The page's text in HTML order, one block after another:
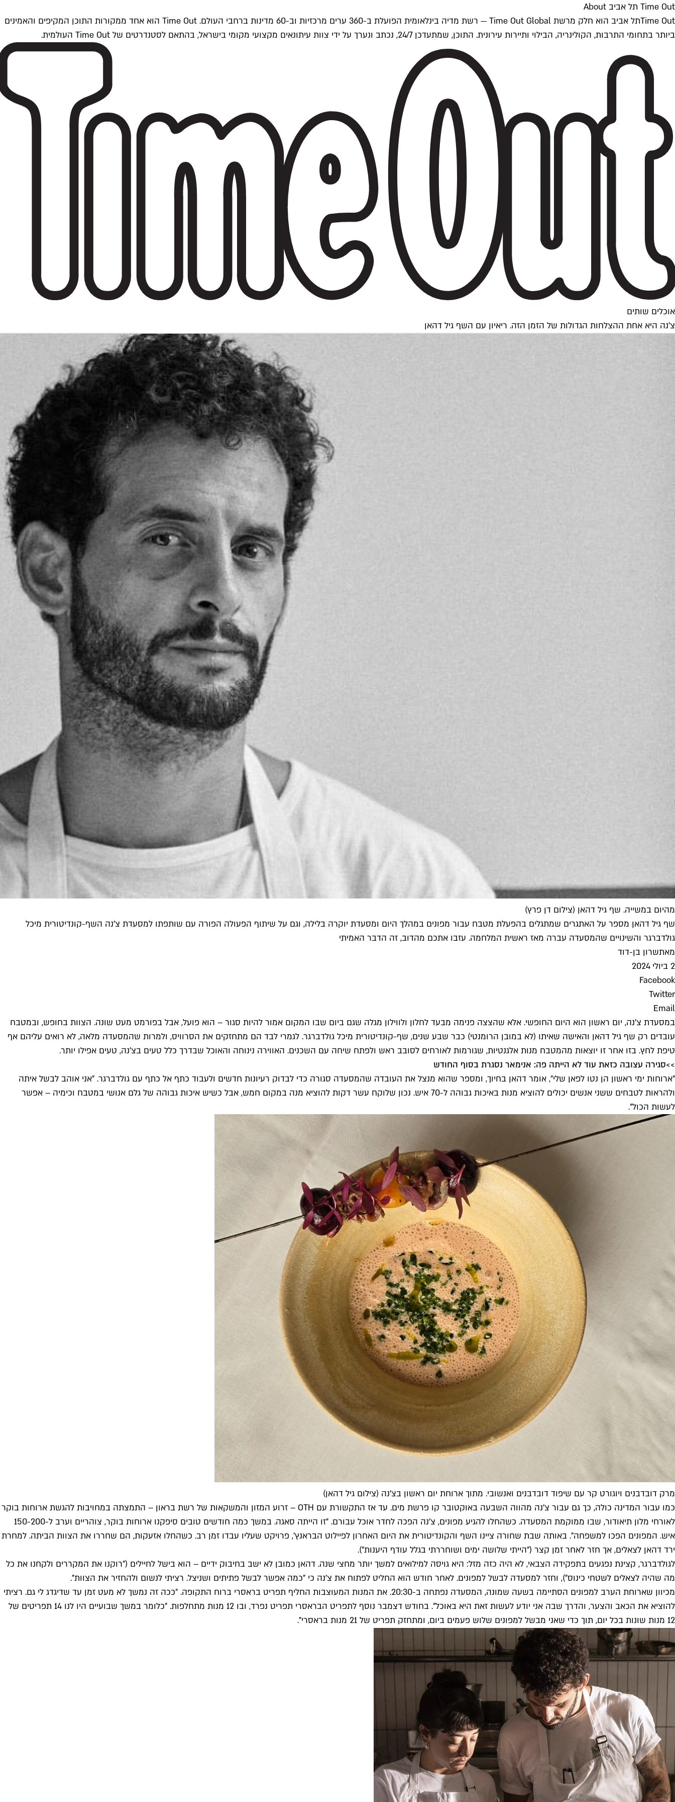
Time Out תל אביב About
Time Outתל אביב הוא חלק מרשת Time Out Global — רשת מדיה בינלאומית הפועלת ב-360 ערים מרכזיות וב-60 מדינות ברחבי העולם. Time Out הוא אחד ממקורות התוכן המקיפים והאמינים
ביותר בתחומי התרבות, הקולינריה, הבילוי ותיירות עירונית. התוכן, שמתעדכן 24/7, נכתב ונערך על ידי צוות עיתונאים מקצועי מקומי בישראל, בהתאם לסטנדרטים של Time Out העולמית.
אוכלים שותים
צ'נה היא אחת ההצלחות הגדולות של הזמן הזה. ריאיון עם השף גיל דהאן
מהיום במשייה. שף גיל דהאן (צילום דן פרץ)
שף גיל דהאן מספר על האתגרים שמתגלים בהפעלת מטבח עבור מפונים במהלך היום ומסעדת יוקרה בלילה, וגם על שיתוף הפעולה הפורה עם שותפתו למסעדת צ'נה השף-קונדיטורית מיכל
גולדברגר והשינויים שהמסעדה עברה מאז ראשית המלחמה. עזבו אתכם מהדוב, זה הדבר האמיתי
מאתשרון בן-דוד
2 ביולי 2024
Facebook
Twitter
Email
במסעדת צ'נה, יום ראשון הוא היום החופשי. אלא שהצצה פנימה מבעד לחלון ולווילון מגלה שגם ביום שבו המקום אמור להיות סגור – הוא פועל, אבל בפורמט מעט שונה. הצוות בחופש, ובמטבח
עובדים רק שף גיל דהאן והאישה שאיתו (לא במובן הרומנטי) כבר שבע שנים, שף-קונדיטורית מיכל גולדברגר. לגמרי לבד הם מתחזקים את הסרוויס, ולמרות שהמסעדה מלאה, לא רואים עליהם אף
טיפת לחץ. בזו אחר זו יוצאות מהמטבח מנות אלגנטיות, שגורמות לאורחים לסובב ראש ולפתח שיחה עם השכנים. האווירה נינוחה והאוכל שבדרך כלל טעים בצ'נה, טעים אפילו יותר.
>>סגירה עצובה כזאת עוד לא הייתה פה: אנימאר נסגרת בסוף החודש
"ארוחות ימי ראשון הן נטו לפאן שלי", אומר דהאן בחיוך, ומספר שהוא מנצל את העובדה שהמסעדה סגורה כדי לבדוק רעיונות חדשים ולעבוד כתף אל כתף עם גולדברגר. "אני אוהב לבשל איתה
ולהראות לטבחים ששני אנשים יכולים להוציא מנות באיכות גבוהה ל-70 איש. נכון שלוקח עשר דקות להוציא מנה במקום חמש, אבל כשיש איכות גבוהה של גלם אנושי במטבח וכימיה – אפשר
לעשות הכול".
מרק דובדבנים ויוגורט קר עם שיפוד דובדבנים ואנשובי. מתוך ארוחת יום ראשון בצ'נה (צילום גיל דהאן)
כמו עבור המדינה כולה, כך גם עבור צ'נה מהווה השבעה באוקטובר קו פרשת מים. עד אז התקשורת עם OTH – זרוע המזון והמשקאות של רשת בראון – התמצתה במחויבות להגשת ארוחות בוקר
לאורחי מלון תיאודור, שבו ממוקמת המסעדה. כשהחלו להגיע מפונים, צ'נה הפכה לחדר אוכל עבורם. "זו הייתה סאגה. במשך כמה חודשים טובים סיפקנו ארוחות בוקר, צוהריים וערב ל-150-200
איש. המפונים הפכו למשפחה". באותה שבת שחורה ציינו השף והקונדיטורית את היום האחרון לפיילוט הבראנץ', פרויקט שעליו עבדו זמן רב. כשהחלו אזעקות, הם שחררו את הצוות הביתה. למחרת
ירד דהאן לצאלים, אך חזר לאחר זמן קצר ("הייתי שלושה ימים ושוחררתי בגלל עודף היענות").
לגולדברגר, קצינת נפגעים בתפקידה הצבאי, לא היה כזה מזל: היא גויסה למילואים למשך יותר מחצי שנה. דהאן כמובן לא ישב בחיבוק ידיים – הוא בישל לחיילים ("רוקנו את המקררים ולקחנו את כל
מה שהיה לצאלים לשטחי כינוס"), וחזר למסעדה לבשל למפונים. לאחר חודש הוא החליט לפתוח את צ'נה כי "כמה אפשר לבשל פתיתים ושניצל. רציתי לנשום ולהחזיר את הצוות".
מכיוון שארוחת הערב למפונים הסתיימה בשעה שמונה, המסעדה נפתחה ב-20:30. את המנות המעוצבות החליף תפריט בראסרי ברוח התקופה. "ככה זה נמשך לא מעט זמן עד שדיגדג לי גם. רציתי
להוציא את הכאב והצער, והדרך שבה אני יודע לעשות זאת היא באוכל". בחודש דצמבר נוסף לתפריט הבראסרי תפריט נפרד, ובו 12 מנות מתחלפות. "כלומר במשך שבועיים היו לנו 14 תפריטים של
12 מנות שונות בכל יום, תוך כדי שאני מבשל למפונים שלוש פעמים ביום, ומתחזק תפריט של 21 מנות בראסרי".